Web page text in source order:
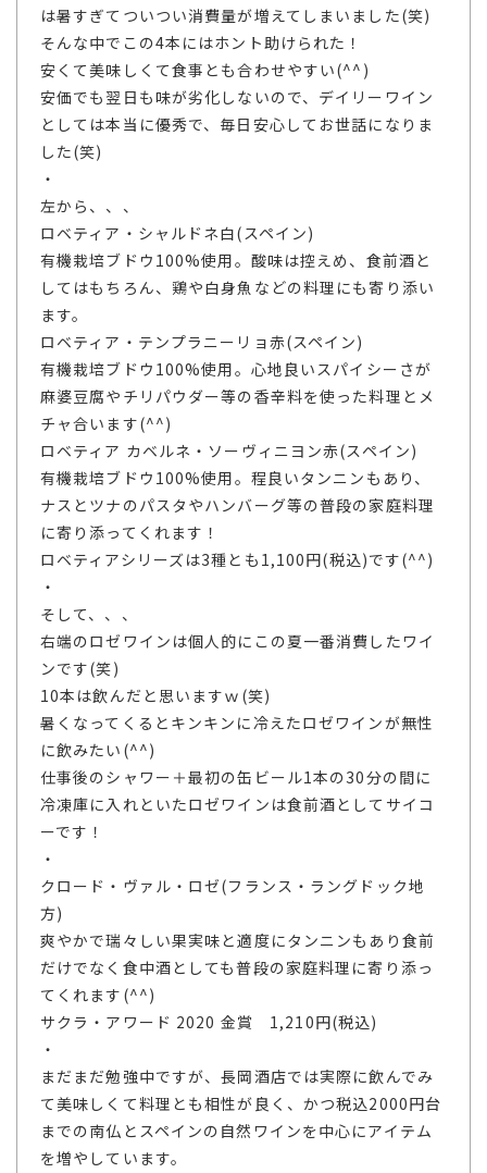
は暑すぎてついつい消費量が増えてしまいました(笑)
そんな中でこの4本にはホント助けられた！
安くて美味しくて食事とも合わせやすい(^^)
安価でも翌日も味が劣化しないので、デイリーワイン
としては本当に優秀で、毎日安心してお世話になりま
した(笑)
・
左から、、、
ロベティア・シャルドネ白(スペイン)
有機栽培ブドウ100%使用。酸味は控えめ、食前酒と
してはもちろん、鶏や白身魚などの料理にも寄り添い
ます。
ロベティア・テンプラニーリョ赤(スペイン)
有機栽培ブドウ100%使用。心地良いスパイシーさが
麻婆豆腐やチリパウダー等の香辛料を使った料理とメ
チャ合います(^^)
ロベティア カベルネ・ソーヴィニヨン赤(スペイン)
有機栽培ブドウ100%使用。程良いタンニンもあり、
ナスとツナのパスタやハンバーグ等の普段の家庭料理
に寄り添ってくれます！
ロベティアシリーズは3種とも1,100円(税込)です(^^)
・
そして、、、
右端のロゼワインは個人的にこの夏一番消費したワイ
ンです(笑)
10本は飲んだと思いますｗ(笑)
暑くなってくるとキンキンに冷えたロゼワインが無性
に飲みたい(^^)
仕事後のシャワー＋最初の缶ビール1本の30分の間に
冷凍庫に入れといたロゼワインは食前酒としてサイコ
ーです！
・
クロード・ヴァル・ロゼ(フランス・ラングドック地
方)
爽やかで瑞々しい果実味と適度にタンニンもあり食前
だけでなく食中酒としても普段の家庭料理に寄り添っ
てくれます(^^)
サクラ・アワード 2020 金賞 1,210円(税込)
・
まだまだ勉強中ですが、長岡酒店では実際に飲んでみ
て美味しくて料理とも相性が良く、かつ税込2000円台
までの南仏とスペインの自然ワインを中心にアイテム
を増やしています。